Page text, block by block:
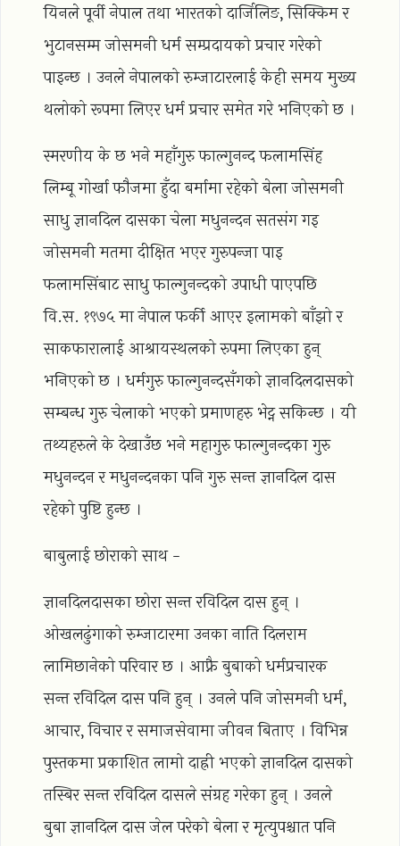
यिनले पूर्वी नेपाल तथा भारतको दार्जिलिङ, सिक्किम र
भुटानसम्म जोसमनी धर्म सम्प्रदायको प्रचार गरेको
पाइन्छ । उनले नेपालको रुम्जाटारलाई केही समय मुख्य
थलोको रूपमा लिएर धर्म प्रचार समेत गरे भनिएको छ ।
स्मरणीय के छ भने महाँगुरु फाल्गुनन्द फलामसिंह
लिम्बू गोर्खा फौजमा हुँदा बर्मामा रहेको बेला जोसमनी
साधु ज्ञानदिल दासका चेला मधुनन्दन सतसंग गइ
जोसमनी मतमा दीक्षित भएर गुरुपन्जा पाइ
फलामसिंबाट साधु फाल्गुनन्दको उपाधी पाएपछि
वि.स. १९७५ मा नेपाल फर्की आएर इलामको बाँझो र
साकफारालाई आश्रायस्थलको रुपमा लिएका हुन्
भनिएको छ । धर्मगुरु फाल्गुनन्दसँगको ज्ञानदिलदासको
सम्बन्ध गुरु चेलाको भएको प्रमाणहरु भेट्न सकिन्छ । यी
तथ्यहरुले के देखाउँछ भने महागुरु फाल्गुनन्दका गुरु
मधुनन्दन र मधुनन्दनका पनि गुरु सन्त ज्ञानदिल दास
रहेको पुष्टि हुन्छ ।
बाबुलाई छोराको साथ -
ज्ञानदिलदासका छोरा सन्त रविदिल दास हुन् ।
ओखलढुंगाको रुम्जाटारमा उनका नाति दिलराम
लामिछानेको परिवार छ । आफ्नै बुबाको धर्मप्रचारक
सन्त रविदिल दास पनि हुन् । उनले पनि जोसमनी धर्म,
आचार, विचार र समाजसेवामा जीवन बिताए । विभिन्न
पुस्तकमा प्रकाशित लामो दाह्री भएको ज्ञानदिल दासको
तस्बिर सन्त रविदिल दासले संग्रह गरेका हुन् । उनले
बुबा ज्ञानदिल दास जेल परेको बेला र मृत्युपश्चात पनि